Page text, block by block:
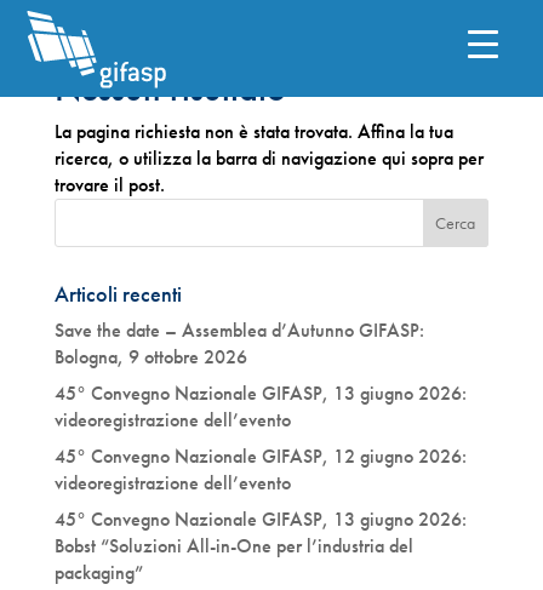
Nessun risultato
La pagina richiesta non è stata trovata. Affina la tua
ricerca, o utilizza la barra di navigazione qui sopra per
trovare il post.
Articoli recenti
Save the date – Assemblea d’Autunno GIFASP:
Bologna, 9 ottobre 2026
45° Convegno Nazionale GIFASP, 13 giugno 2026:
videoregistrazione dell’evento
45° Convegno Nazionale GIFASP, 12 giugno 2026:
videoregistrazione dell’evento
45° Convegno Nazionale GIFASP, 13 giugno 2026:
Bobst “Soluzioni All-in-One per l’industria del
packaging”